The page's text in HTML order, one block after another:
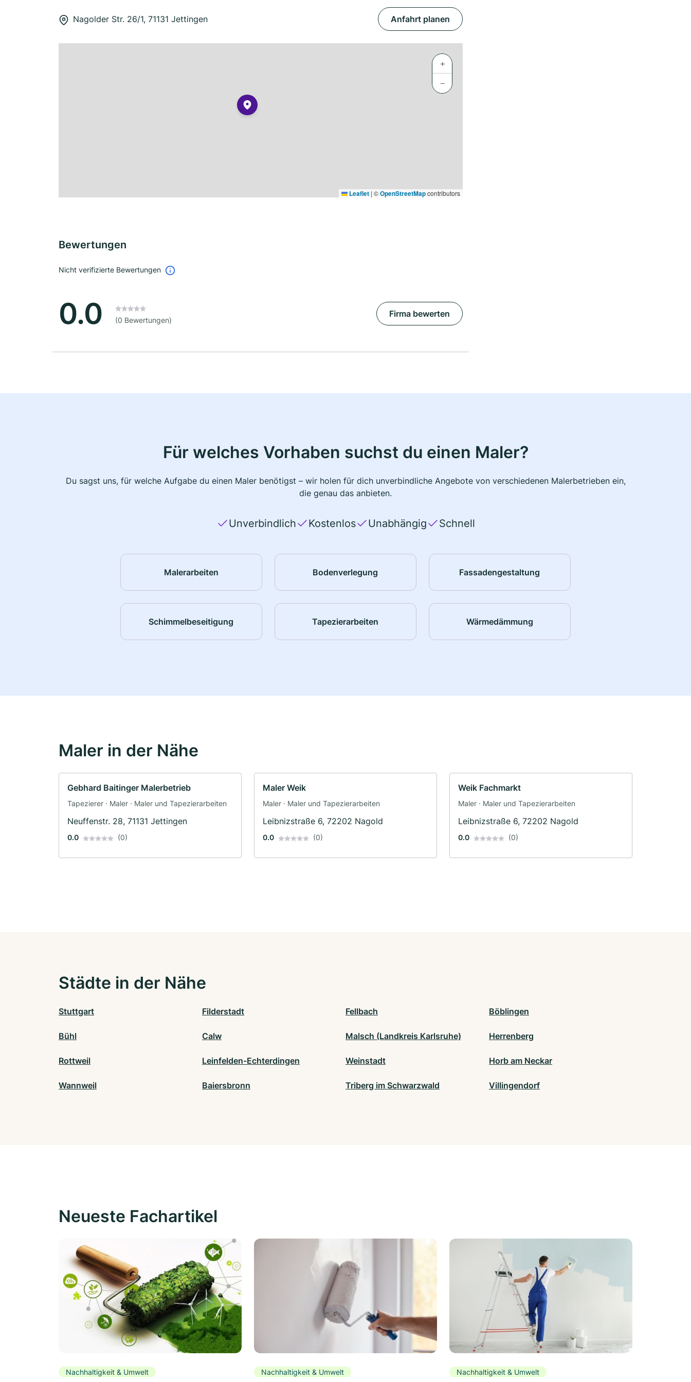
Nagolder Str. 26/1, 71131 Jettingen Anfahrt planen
+
−
Leaflet | ©OpenStreetMapcontributors
Bewertungen
Nicht verifizierte Bewertungen
0.0 (0 Bewertungen)
Firma bewerten
Für welches Vorhaben suchst du einen Maler?
Du sagst uns, für welche Aufgabe du einen Maler benötigst – wir holen für dich unverbindliche Angebote von verschiedenen Malerbetrieben ein,
die genau das anbieten.
Unverbindlich Kostenlos Unabhängig Schnell
Malerarbeiten Bodenverlegung Fassadengestaltung
Schimmelbeseitigung Tapezierarbeiten Wärmedämmung
Maler in der Nähe
Gebhard Baitinger Malerbetrieb
Tapezierer · Maler · Maler und Tapezierarbeiten
Neuffenstr. 28, 71131 Jettingen
0.0 (0)
Maler Weik
Maler · Maler und Tapezierarbeiten
Leibnizstraße 6, 72202 Nagold
0.0 (0)
Weik Fachmarkt
Maler · Maler und Tapezierarbeiten
Leibnizstraße 6, 72202 Nagold
0.0 (0)
Städte in der Nähe
Stuttgart Filderstadt Fellbach Böblingen
Bühl Calw Malsch (Landkreis Karlsruhe) Herrenberg
Rottweil Leinfelden-Echterdingen Weinstadt Horb am Neckar
Wannweil Baiersbronn Triberg im Schwarzwald Villingendorf
Neueste Fachartikel
Nachhaltigkeit & Umwelt Nachhaltigkeit & Umwelt Nachhaltigkeit & Umwelt